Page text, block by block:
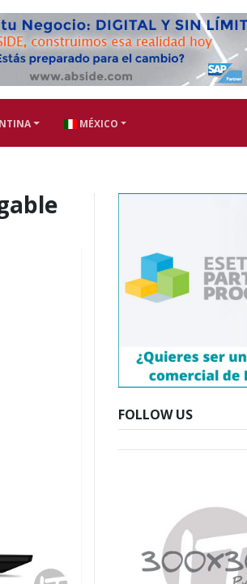
MÉXICO
FOLLOW US